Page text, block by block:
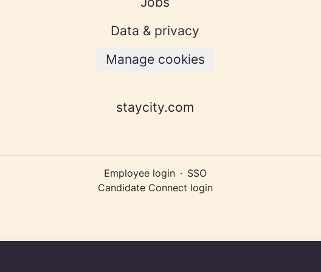
Data & privacy
Manage cookies
staycity.com
Employee login · SSO
Candidate Connect login